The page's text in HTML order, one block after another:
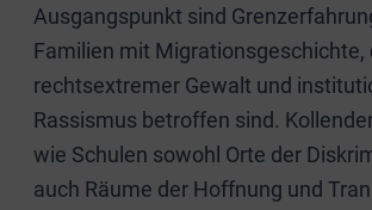
Ausgangspunkt sind
Familien mit Migrationsgeschichte,
rechtsextremer Gewalt und
Rassismus betroffen sind.
wie Schulen sowohl Orte der
auch Räume der Hoffnung und